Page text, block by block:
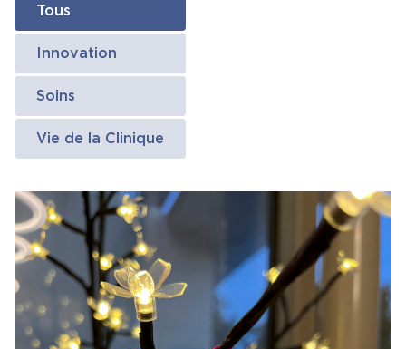
Tous
Innovation
Soins
Vie de la Clinique